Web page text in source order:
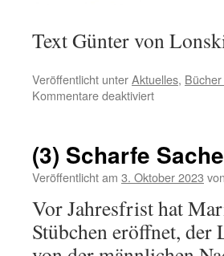
Text Günter von
Veröffentlicht unterAktuelles,
Kommentare deaktiviertfür
für
die
ein
zu
wenig
ist
(3) Scharfe
Veröffentlicht am 3. Oktober 2023 von
Vor Jahresfrist hat
Stübchen eröffnet,